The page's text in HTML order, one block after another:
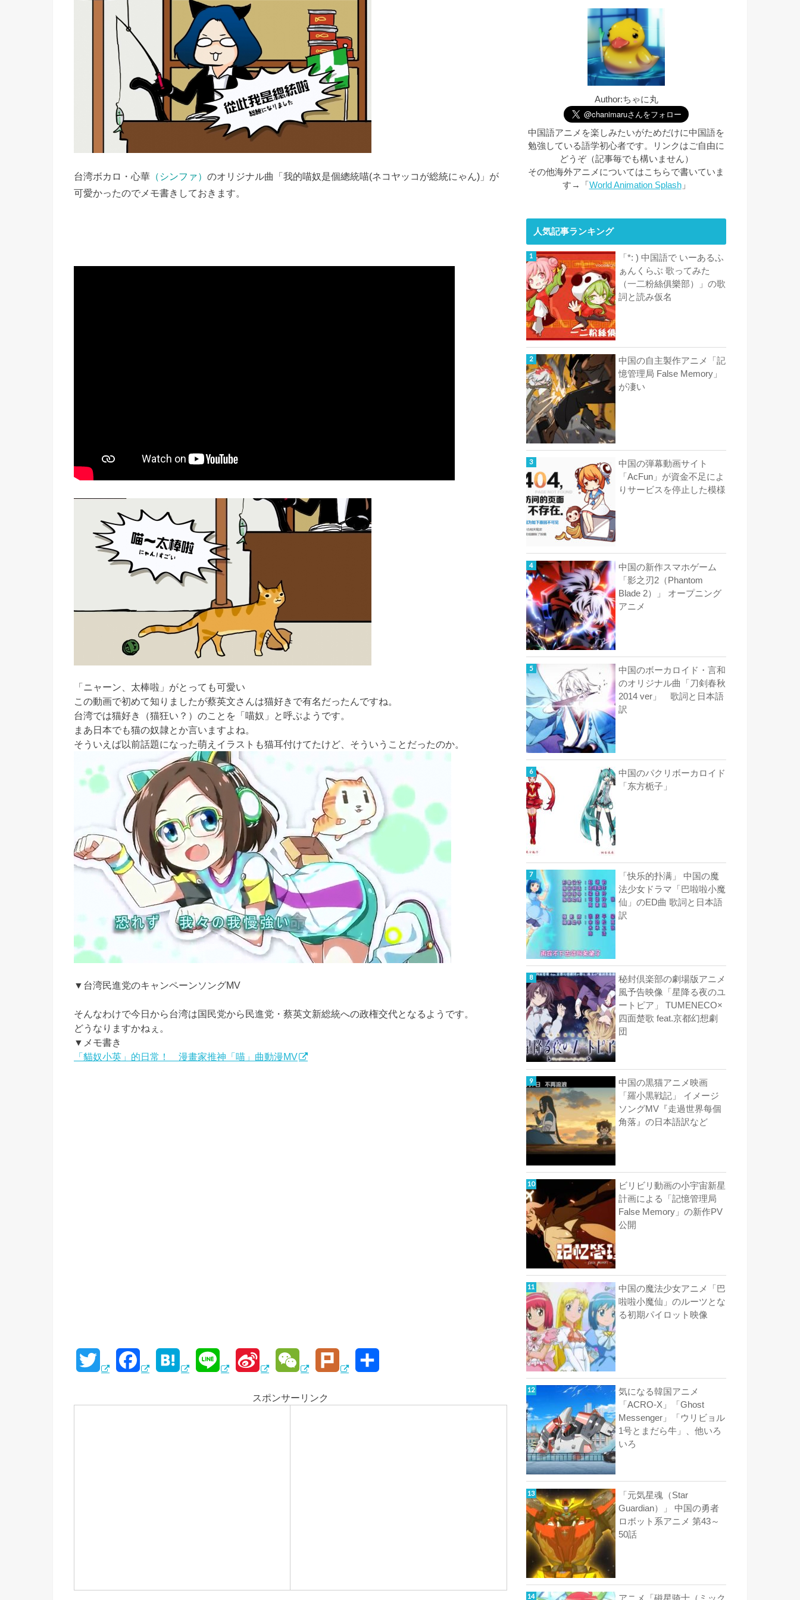
台湾ボカロ・心華 （シンファ） のオリジナル曲「我的喵奴是個總統喵(ネコヤッコが総統にゃん)」が
可愛かったのでメモ書きしておきます。
「ニャーン、太棒啦」がとっても可愛い
この動画で初めて知りましたが蔡英文さんは猫好きで有名だったんですね。
台湾では猫好き（猫狂い？）のことを「喵奴」と呼ぶようです。
まあ日本でも猫の奴隷とか言いますよね。
そういえば以前話題になった萌えイラストも猫耳付けてたけど、そういうことだったのか。
▼台湾民進党のキャンペーンソングMV
そんなわけで今日から台湾は国民党から民進党・蔡英文新総統への政権交代となるようです。
どうなりますかねぇ。
▼メモ書き
「貓奴小英」的日常！ 漫畫家推神「喵」曲動漫MV
i c t n n C u
スポンサーリンク
Author:ちゃに丸
中国語アニメを楽しみたいがためだけに中国語を
勉強している語学初心者です。リンクはご自由に
どうぞ（記事毎でも構いません）
その他海外アニメについてはこちらで書いていま
す→「 World Animation Splash」
人気記事ランキング
「*: ) 中国語で いーあるふ
ぁんくらぶ 歌ってみた
（一二粉絲俱樂部）」の歌
詞と読み仮名
中国の自主製作アニメ「記
憶管理局 False Memory」
が凄い
中国の弾幕動画サイト
「AcFun」が資金不足によ
りサービスを停止した模様
中国の新作スマホゲーム
「影之刃2（Phantom
Blade 2）」 オープニング
アニメ
中国のボーカロイド・言和
のオリジナル曲「刀剣春秋
2014 ver」 歌詞と日本語
訳
中国のパクリボーカロイド
「东方栀子」
「快乐的扑满」 中国の魔
法少女ドラマ「巴啦啦小魔
仙」のED曲 歌詞と日本語
訳
秘封倶楽部の劇場版アニメ
風予告映像「星降る夜のユ
ートピア」 TUMENECO×
四面楚歌 feat.京都幻想劇
団
中国の黒猫アニメ映画
「羅小黒戦記」 イメージ
ソングMV『走過世界每個
角落』の日本語訳など
ビリビリ動画の小宇宙新星
計画による「記憶管理局
False Memory」の新作PV
公開
中国の魔法少女アニメ「巴
啦啦小魔仙」のルーツとな
る初期パイロット映像
気になる韓国アニメ
「ACRO-X」「Ghost
Messenger」「ウリビョル
1号とまだら牛」、他いろ
いろ
「元気星魂（Star
Guardian）」 中国の勇者
ロボット系アニメ 第43～
50話
アニメ「磁星骑士（ミック